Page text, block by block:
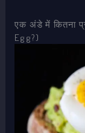
एक अंडे में कितना
Egg?)